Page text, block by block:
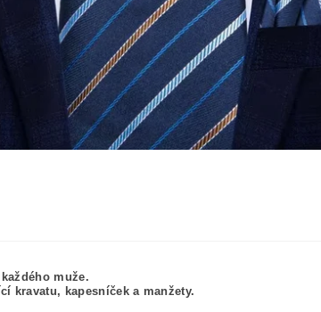
muže.
kravatu, kapesníček a manžety.